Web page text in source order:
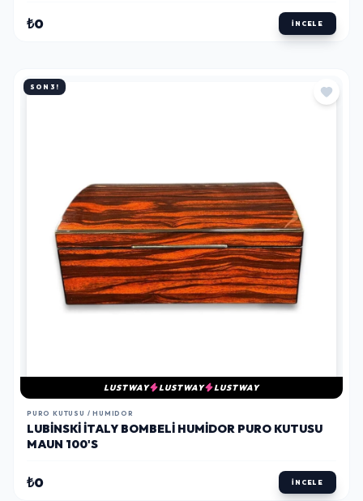
₺0 İNCELE
SON 3!
LUSTWAY LUSTWAY LUSTWAY
PURO KUTUSU / HUMIDOR
LUBINSKI İTALY BOMBELI HUMIDOR PURO KUTUSU
MAUN 100'S
₺0 İNCELE